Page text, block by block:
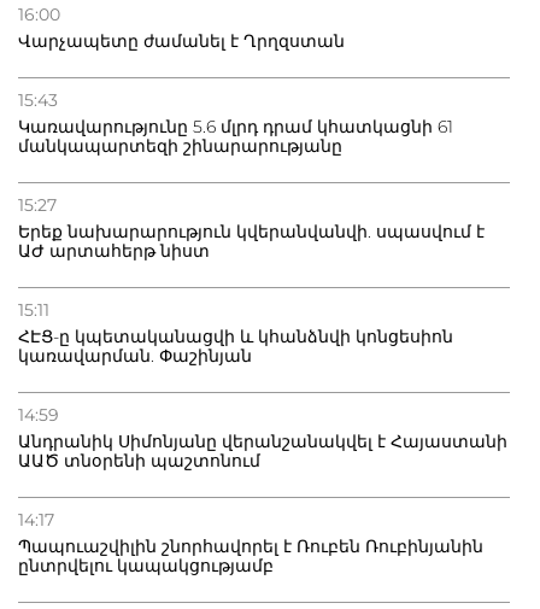
16:00
Վարչապետը ժամանել է Ղրղզստան
15:43
Կառավարությունը 5.6 մլրդ դրամ կհատկացնի 61
մանկապարտեզի շինարարությանը
15:27
Երեք նախարարություն կվերանվանվի. սպասվում է
ԱԺ արտահերթ նիստ
15:11
ՀԷՑ-ը կպետականացվի և կհանձնվի կոնցեսիոն
կառավարման. Փաշինյան
14:59
Անդրանիկ Սիմոնյանը վերանշանակվել է Հայաստանի
ԱԱԾ տնօրենի պաշտոնում
14:17
Պապուաշվիլին շնորհավորել է Ռուբեն Ռուբինյանին
ընտրվելու կապակցությամբ
բնակվել Ռուսաստանում
Բաքվի բանտից գեներալ Մանուկյանը դիմել է
Փաշինյանին